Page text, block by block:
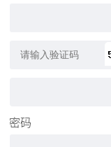
密码